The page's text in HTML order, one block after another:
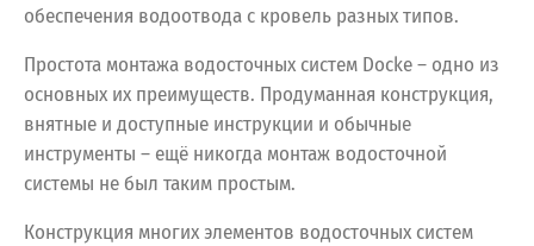
обеспечения водоотвода с кровель разных типов.
Простота монтажа водосточных систем Docke – одно из
основных их преимуществ. Продуманная конструкция,
внятные и доступные инструкции и обычные
инструменты – ещё никогда монтаж водосточной
системы не был таким простым.
Конструкция многих элементов водосточных систем